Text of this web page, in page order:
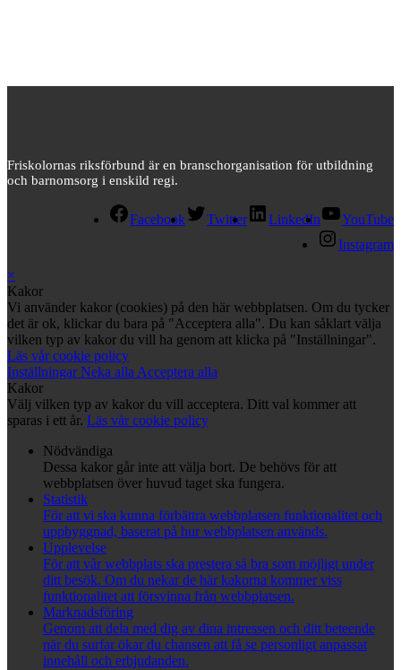
Friskolornas riksförbund är en branschorganisation för utbildning
och barnomsorg i enskild regi.
Facebook Twitter LinkedIn
YouTube
Instagram
×
Kakor
Vi använder kakor (cookies) på den här webbplatsen. Om du tycker
det är ok, klickar du bara på "Acceptera alla". Du kan såklart välja
vilken typ av kakor du vill ha genom att klicka på "Inställningar".
Läs vår cookie policy
InställningarNeka alla Acceptera alla
Kakor
Välj vilken typ av kakor du vill acceptera. Ditt val kommer att
sparas i ett år. Läs vår cookie policy
Nödvändiga
Dessa kakor går inte att välja bort. De behövs för att
webbplatsen över huvud taget ska fungera.
Statistik
För att vi ska kunna förbättra webbplatsen funktionalitet och
uppbyggnad, baserat på hur webbplatsen används.
Upplevelse
För att vår webbplats ska prestera så bra som möjligt under
ditt besök. Om du nekar de här kakorna kommer viss
funktionalitet att försvinna från webbplatsen.
Marknadsföring
Genom att dela med dig av dina intressen och ditt beteende
när du surfar ökar du chansen att få se personligt anpassat
innehåll och erbjudanden.